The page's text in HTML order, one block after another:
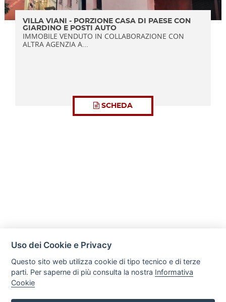
VILLA VIANI - PORZIONE CASA DI PAESE CON
GIARDINO E POSTI AUTO
IMMOBILE VENDUTO IN COLLABORAZIONE CON
ALTRA AGENZIA A...
SCHEDA
Immobiliare La Fenice di Camperi Erica
Uso dei Cookie e Privacy
Questo sito web utilizza cookie di tipo tecnico e di terze
parti. Per saperne di più consulta la nostra Informativa
Cookie